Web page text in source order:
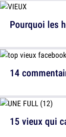
Pourquoi les
15 vieux qui
14